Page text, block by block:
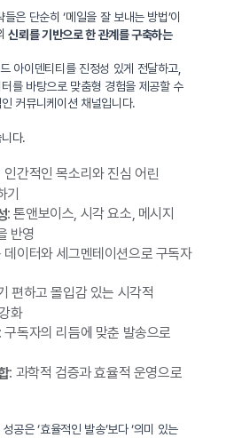
은 단순히 ‘메일을 잘 보내는 방법’이
신뢰를 기반으로 한 관계를 구축하는
아이덴티티를 진정성 있게 전달하고,
를 바탕으로 맞춤형 경험을 제공할 수
커뮤니케이션 채널입니다.
다.
인간적인 목소리와 진심 어린
: 톤앤보이스, 시각 요소, 메시지
반영
데이터와 세그멘테이션으로 구독자
편하고 몰입감 있는 시각적
화
구독자의 리듬에 맞춘 발송으로
: 과학적 검증과 효율적 운영으로
성공은 ‘효율적인 발송’보다 ‘의미 있는